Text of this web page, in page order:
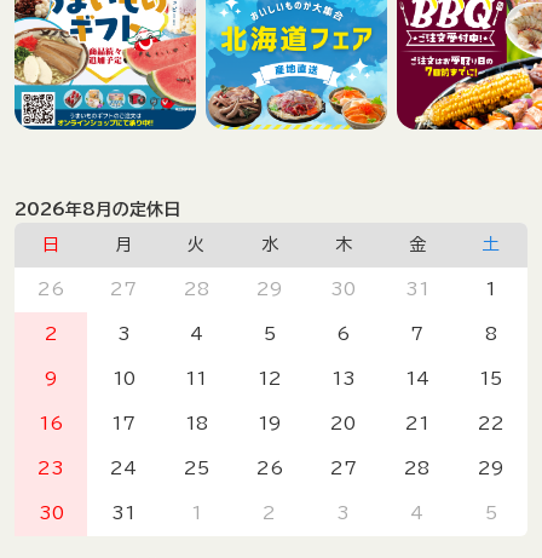
2026年8月の定休日
日 月 火 水 木 金 土
26 27 28 29 30 31 1
2 3 4 5 6 7 8
9 10 11 12 13 14 15
16 17 18 19 20 21 22
23 24 25 26 27 28 29
30 31 1 2 3 4 5